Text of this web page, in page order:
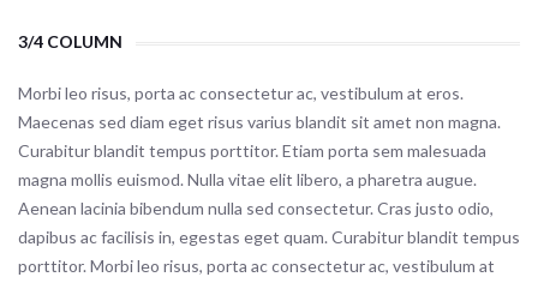
3/4 COLUMN
Morbi leo risus, porta ac consectetur ac, vestibulum at eros.
Maecenas sed diam eget risus varius blandit sit amet non magna.
Curabitur blandit tempus porttitor. Etiam porta sem malesuada
magna mollis euismod. Nulla vitae elit libero, a pharetra augue.
Aenean lacinia bibendum nulla sed consectetur. Cras justo odio,
dapibus ac facilisis in, egestas eget quam. Curabitur blandit tempus
porttitor. Morbi leo risus, porta ac consectetur ac, vestibulum at